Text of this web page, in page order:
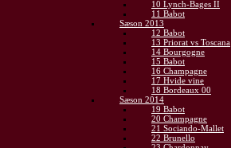
10 Lynch-Bages II
11 Babot
Sæson 2013
12 Babot
13 Priorat vs Toscana
14 Bourgogne
15 Babot
16 Champagne
17 Hvide vine
18 Bordeaux 00
Sæson 2014
19 Babot
20 Champagne
21 Sociando-Mallet
22 Brunello